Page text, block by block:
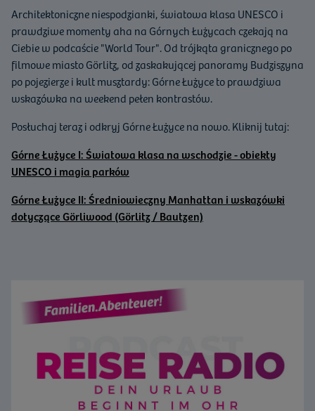
Architektoniczne niespodzianki, światowa klasa UNESCO i
prawdziwe momenty aha na Górnych Łużycach czekają na
Ciebie w podcaście "World Tour". Od trójkąta granicznego po
filmowe miasto Görlitz, od zaskakującej panoramy Budziszyna
po pojezierze i kult musztardy: Górne Łużyce to prawdziwa
wskazówka na weekend pełen kontrastów.
Posłuchaj teraz i odkryj Górne Łużyce na nowo. Kliknij tutaj:
Górne Łużyce I: Światowa klasa na wschodzie - obiekty
UNESCO i magia parków
Górne Łużyce II: Średniowieczny Manhattan i wskazówki
dotyczące Görliwood (Görlitz / Bautzen)